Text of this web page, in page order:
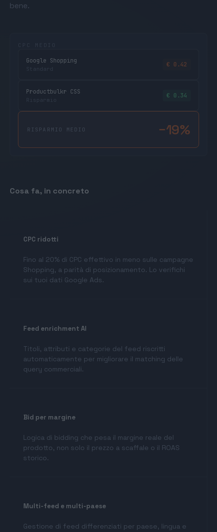
bene.
Google Shopping
Standard
€ 0.42
Productbulkr CSS
Risparmio
€ 0.34
RISPARMIO MEDIO −19%
Cosa fa, in concreto
CPC ridotti
Fino al 20% di CPC effettivo in meno sulle campagne
Shopping, a parità di posizionamento. Lo verifichi
sui tuoi dati Google Ads.
Feed enrichment AI
Titoli, attributi e categorie del feed riscritti
automaticamente per migliorare il matching delle
query commerciali.
Bid per margine
Logica di bidding che pesa il margine reale del
prodotto, non solo il prezzo a scaffale o il ROAS
storico.
Multi-feed e multi-paese
Gestione di feed differenziati per paese, lingua e